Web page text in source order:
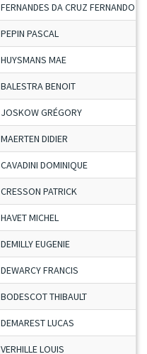
FERNANDES DA CRUZ FERNANDO
PEPIN PASCAL
HUYSMANS MAE
BALESTRA BENOIT
JOSKOW GRÉGORY
MAERTEN DIDIER
CAVADINI DOMINIQUE
CRESSON PATRICK
HAVET MICHEL
DEMILLY EUGENIE
DEWARCY FRANCIS
BODESCOT THIBAULT
DEMAREST LUCAS
VERHILLE LOUIS